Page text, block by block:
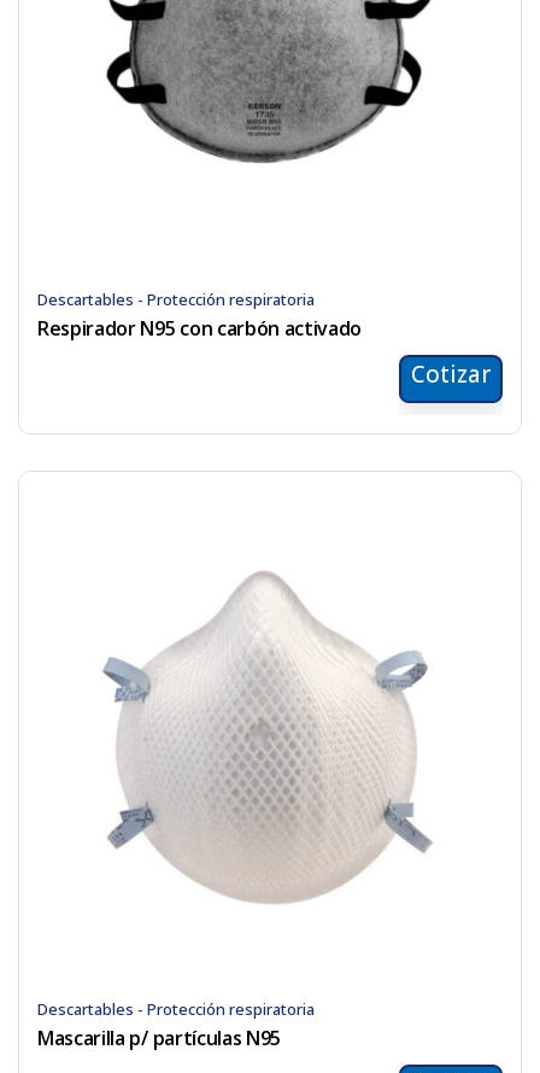
Descartables - Protección respiratoria
Respirador N95 con carbón activado
Cotizar
Descartables - Protección respiratoria
Mascarilla p/ partículas N95